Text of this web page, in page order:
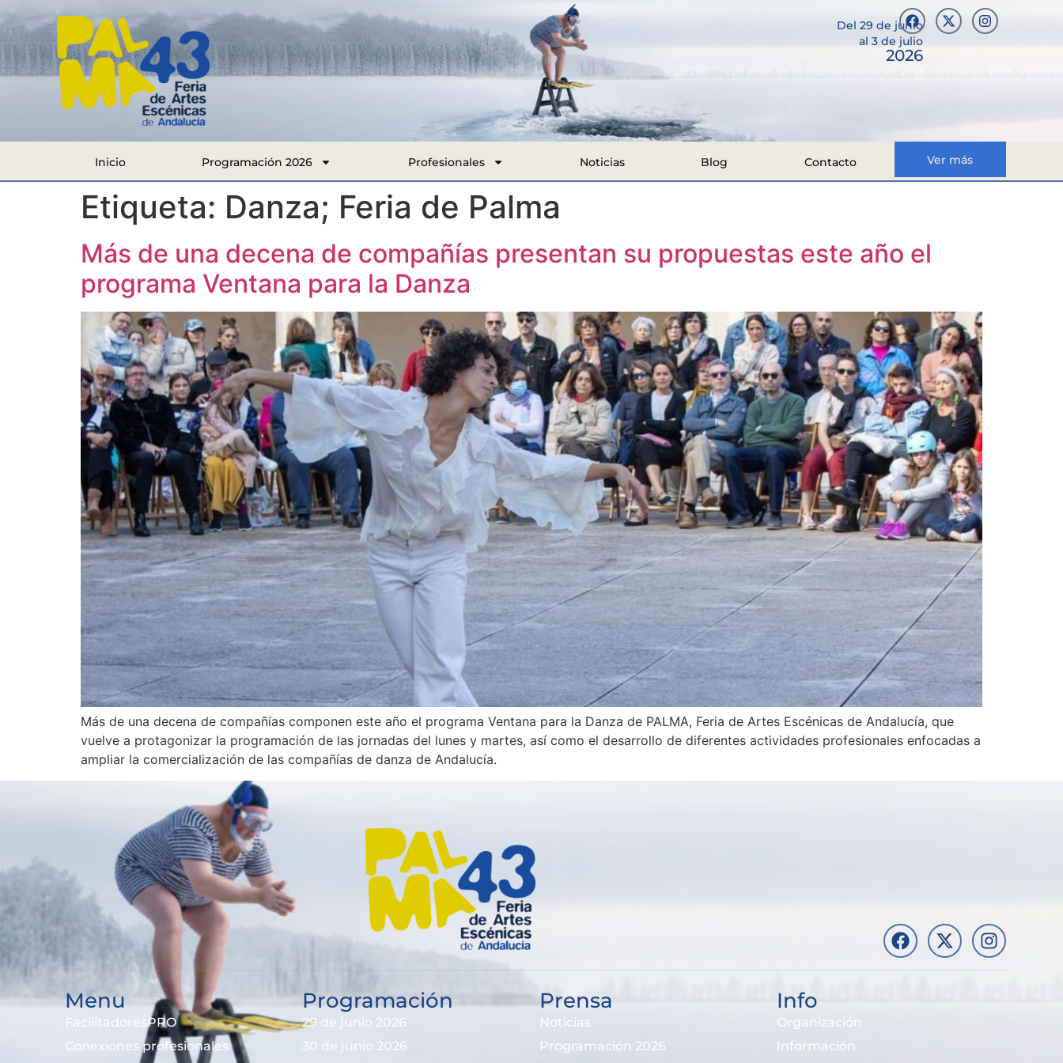
Del 29 de junio
al 3 de julio
2026
Inicio Programación 2026 Profesionales Noticias Blog Contacto Ver más
Etiqueta: Danza; Feria de Palma
Más de una decena de compañías presentan su propuestas este año el
programa Ventana para la Danza
Más de una decena de compañías componen este año el programa Ventana para la Danza de PALMA, Feria de Artes Escénicas de Andalucía, que
vuelve a protagonizar la programación de las jornadas del lunes y martes, así como el desarrollo de diferentes actividades profesionales enfocadas a
ampliar la comercialización de las compañías de danza de Andalucía.
Menu
FacilitadoresPRO
Conexiones profesionales
Programación
29 de junio 2026
30 de junio 2026
Prensa
Noticias
Programación 2026
Info
Organización
Información